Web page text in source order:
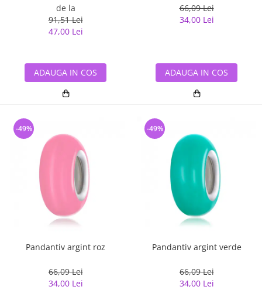
de la
91,51 Lei
47,00 Lei
ADAUGA IN COS
66,09 Lei
34,00 Lei
ADAUGA IN COS
Pandantiv argint roz
66,09 Lei
34,00 Lei
-49%
Pandantiv argint verde
66,09 Lei
34,00 Lei
-49%